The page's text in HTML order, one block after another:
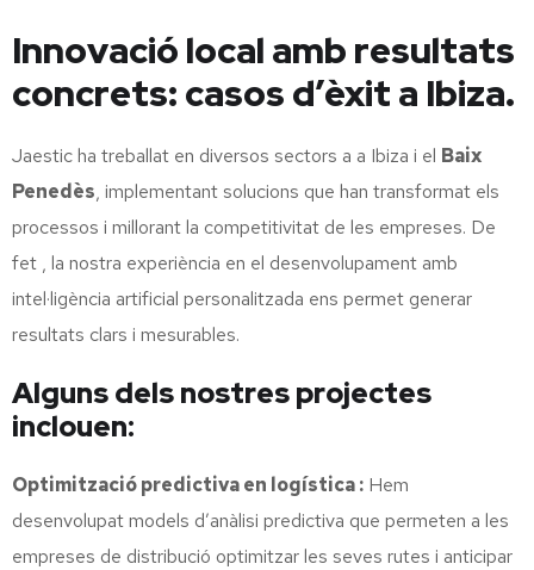
Innovació local amb resultats
concrets: casos d’èxit a Ibiza.
Jaestic ha treballat en diversos sectors a a Ibiza i el Baix
Penedès, implementant solucions que han transformat els
processos i millorant la competitivitat de les empreses. De
fet , la nostra experiència en el desenvolupament amb
intel·ligència artificial personalitzada ens permet generar
resultats clars i mesurables.
Alguns dels nostres projectes
inclouen:
Optimització predictiva en logística : Hem
desenvolupat models d’anàlisi predictiva que permeten a les
empreses de distribució optimitzar les seves rutes i anticipar